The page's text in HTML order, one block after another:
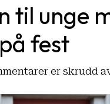
til unge
fest
er skrudd